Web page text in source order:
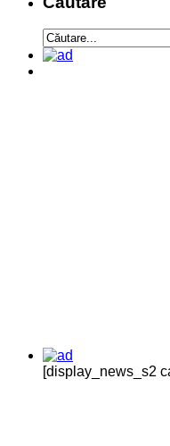
[display_news_s2